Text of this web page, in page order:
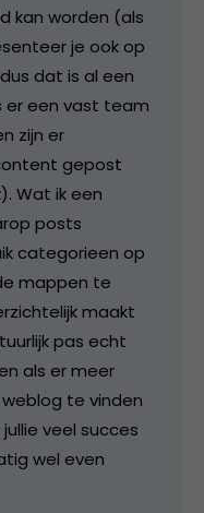
kan worden (als
je ook op
dat is al een
er een vast team
zijn er
gepost
Wat ik een
posts
categorieen op
mappen te
maakt
pas echt
als er meer
te vinden
veel succes
wel even